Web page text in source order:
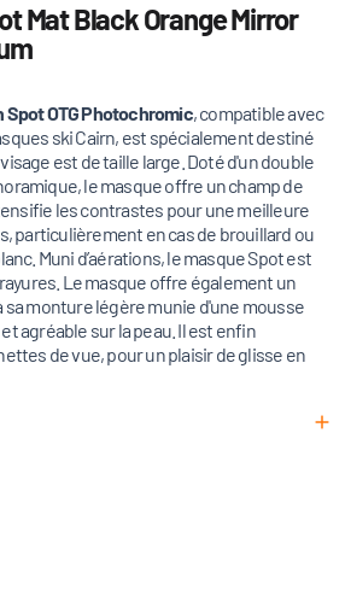
Mat Black Orange Mirror
Spot OTG Photochromic, compatible avec
ski Cairn, est spécialement destiné
est de taille large. Doté d'un double
le masque offre un champ de
les contrastes pour une meilleure
particulièrement en cas de brouillard ou
Muni d’aérations, le masque Spot est
Le masque offre également un
monture légère munie d'une mousse
agréable sur la peau. Il est enfin
de vue, pour un plaisir de glisse en